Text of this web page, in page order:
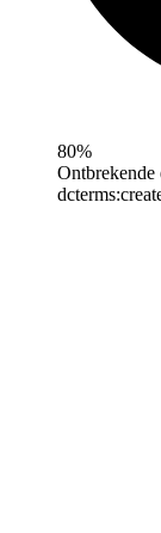
80%
Ontbrekende